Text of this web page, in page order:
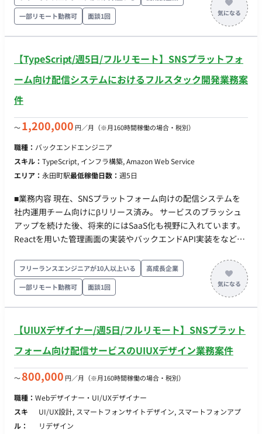
セージ配信機能の構築（大量配信・webhook処理） ・認証・認
可機能、決済機能の実装 ・技術選定、アーキテクチャ設計 ・集
計基盤の構築など ■開発環境 ・フロント：React, MUI,
AWS, CDK(TypeScript), ECS on Fargate, Lambda, SQS ・その
他：GitHub, GitHub Actions ■チーム体制 ・開発者：3名〜4名
コミュニケーション ▼スプリント(半⽉） 〇スプリントプラ
ンニング 〇デイリースクラム 〇スプリントレビュー（出
社。半⽉に1度） 〇スプリントレトロスペクティブ ▼同期コ
ミュニケーション：Gather 〇バーチャルオフィスに出社
〇⾮同期コミュニケーション：Slack 〇ストック情報：
Notion, miro 〇画⾯デザイン：Figma, miro 〇プロジェク
プウェア： GoogleWorkspace(Gmail, GoogleCalendar,
SpreadSheet） 〇モブプロ‧ペアプロ ■会社・求人の魅力 〇
新規プロダクトとなり、ライブラリ選定等の技術選定に関われ
ます 〇雇⽤形態に関わらず、設計‧実装‧コードレビューに関
キルアップに注⼒できます 〇開発に必要なソフトウェアライ
センスの貸与制度を導⼊(Cursorなどの有料IDE 等を無償貸与）
■働き方 ・平日×週5日 ・基本10-19時 ※相談可能 ・基本リモ
ートだが、月1回永田町のオフィス出社
一部リモート勤務可
面談1回
【TypeScript/週5日/フルリモート】SNSプラットフォ
ーム向け配信システムにおけるフルスタック開発業務案
件
〜1,200,000 円／月 （※月160時間稼働の場合・税別）
職種： バックエンドエンジニア
スキル： TypeScript, インフラ構築, Amazon Web Service
エリア： 永田町駅最低稼働日数： 週5日
■業務内容 現在、SNSプラットフォーム向けの配信システムを
社内運用チーム向けにβリリース済み。 サービスのブラッシュ
アップを続けた後、将来的にはSaaS化も視野に入れています。
Reactを用いた管理画面の実装やバックエンドAPI実装をなど、
権限機能、アカウント招待、MFAを中心に開発していただきま
す。 その後は徐々にサービス特有の機能開発をお任せする予定
です。 ・配信用管理画面の実装 →運用担当者が操作するブラ
ウザ画面 ・Webページに組み込むタグの実装 →LOAへの流入
開発環境 ・フロント：React, MUI, TypeScript ・バックエン
ド：node, TypeScript ・インフラ：AWS, CDK(TypeScript), ECS
■チーム体制 ・開発者：3名〜4名 ・プロダクトオーナー：1名
リント(半⽉） 〇スプリントプランニング 〇デイリースク
ラム 〇スプリントレビュー（出社。半⽉に1度） 〇スプリ
ントレトロスペクティブ ▼同期コミュニケーション：Gather
フリーランスエンジニアが10人以上いる
高成長企業
一部リモート勤務可
面談1回
【UIUXデザイナー/週5日/フルリモート】SNSプラット
フォーム向け配信サービスのUIUXデザイン業務案件
〜800,000 円／月 （※月160時間稼働の場合・税別）
職種： Webデザイナー・UI/UXデザイナー
スキ
ル：
UI/UX設計, スマートフォンサイトデザイン, スマートフォンアプ
リデザイン